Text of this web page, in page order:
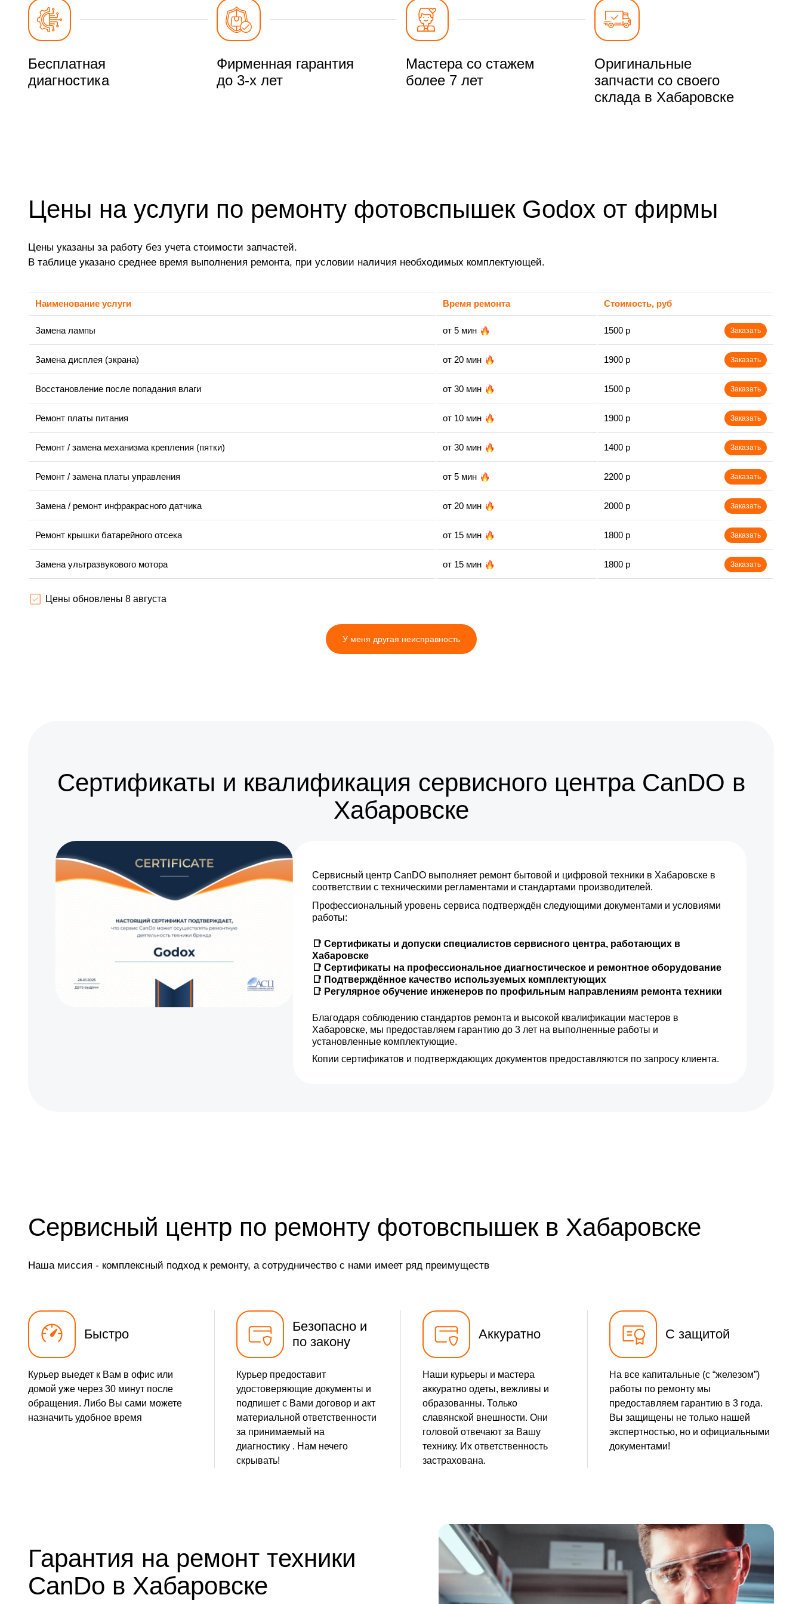
Бесплатная
диагностика
Фирменная гарантия
до 3-х лет
Мастера со стажем
более 7 лет
Оригинальные
запчасти со своего
склада в Хабаровске
Цены на услуги по ремонту фотовспышек Godox от фирмы
Цены указаны за работу без учета стоимости запчастей.
В таблице указано среднее время выполнения ремонта, при условии наличия необходимых комплектующей.
Наименование услуги Время ремонта Стоимость, руб
Замена лампы от 5 мин 1500 р Заказать
Замена дисплея (экрана) от 20 мин 1900 р Заказать
Восстановление после попадания влаги от 30 мин 1500 р Заказать
Ремонт платы питания от 10 мин 1900 р Заказать
Ремонт / замена механизма крепления (пятки) от 30 мин 1400 р Заказать
Ремонт / замена платы управления от 5 мин 2200 р Заказать
Замена / ремонт инфракрасного датчика от 20 мин 2000 р Заказать
Ремонт крышки батарейного отсека от 15 мин 1800 р Заказать
Замена ультразвукового мотора от 15 мин 1800 р Заказать
Цены обновлены 8 августа
У меня другая неисправность
Сертификаты и квалификация сервисного центра CanDO в
Хабаровске
Сервисный центр CanDO выполняет ремонт бытовой и цифровой техники в Хабаровске в
соответствии с техническими регламентами и стандартами производителей.
Профессиональный уровень сервиса подтверждён следующими документами и условиями
работы:
📑 Сертификаты и допуски специалистов сервисного центра, работающих в
Хабаровске
📑 Сертификаты на профессиональное диагностическое и ремонтное оборудование
📑 Подтверждённое качество используемых комплектующих
📑 Регулярное обучение инженеров по профильным направлениям ремонта техники
Благодаря соблюдению стандартов ремонта и высокой квалификации мастеров в
Хабаровске, мы предоставляем гарантию до 3 лет на выполненные работы и
установленные комплектующие.
Копии сертификатов и подтверждающих документов предоставляются по запросу клиента.
Сервисный центр по ремонту фотовспышек в Хабаровске
Наша миссия - комплексный подход к ремонту, а сотрудничество с нами имеет ряд преимуществ
Быстро
Курьер выедет к Вам в офис или
домой уже через 30 минут после
обращения. Либо Вы сами можете
назначить удобное время
Безопасно и
по закону
Курьер предоставит
удостоверяющие документы и
подпишет с Вами договор и акт
материальной ответственности
за принимаемый на
диагностику . Нам нечего
скрывать!
Аккуратно
Наши курьеры и мастера
аккуратно одеты, вежливы и
образованны. Только
славянской внешности. Они
головой отвечают за Вашу
технику. Их ответственность
застрахована.
С защитой
На все капитальные (с “железом”)
работы по ремонту мы
предоставляем гарантию в 3 года.
Вы защищены не только нашей
экспертностью, но и официальными
документами!
Гарантия на ремонт техники
CanDo в Хабаровске